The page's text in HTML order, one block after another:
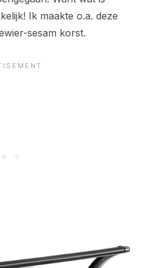
Ik maakte o.a. deze
sesam korst.